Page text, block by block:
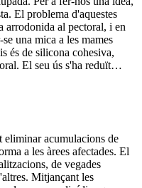
El problema d'aquestes
arrodonida al pectoral, i en
una mica a les mames
és de silicona cohesiva,
El seu ús s'ha reduït…
eliminar acumulacions de
a les àrees afectades. El
de vegades
Mitjançant les